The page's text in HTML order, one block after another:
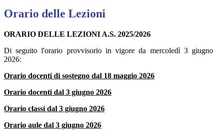
Orario delle Lezioni
ORARIO DELLE LEZIONI A.S. 2025/2026
Di seguito l'orario provvisorio in vigore da mercoledì 3 giugno
2026:
Orario docenti di sostegno dal 18 maggio 2026
Orario docenti dal 3 giugno 2026
Orario classi dal 3 giugno 2026
Orario aule dal 3 giugno 2026